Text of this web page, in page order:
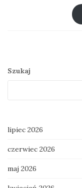
Szukaj
lipiec 2026
czerwiec 2026
maj 2026